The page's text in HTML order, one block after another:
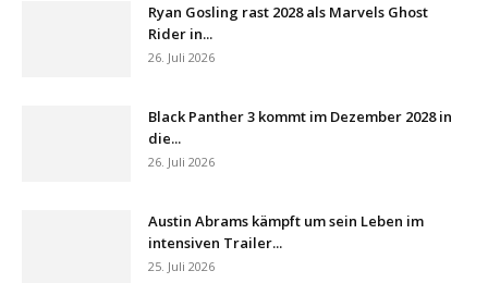
Ryan Gosling rast 2028 als Marvels Ghost
Rider in...
26. Juli 2026
Black Panther 3 kommt im Dezember 2028 in
die...
26. Juli 2026
Austin Abrams kämpft um sein Leben im
intensiven Trailer...
25. Juli 2026